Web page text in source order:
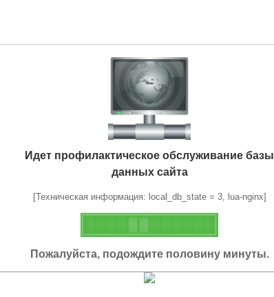
Идет профилактическое обслуживание базы
данных сайта
[Техническая информация: local_db_state = 3, lua-nginx]
Пожалуйста, подождите половину минуты.